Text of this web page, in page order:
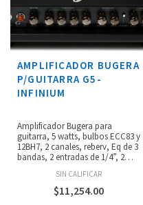
AMPLIFICADOR BUGERA
P/GUITARRA G5-
INFINIUM
Amplificador Bugera para
guitarra, 5 watts, bulbos ECC83 y
12BH7, 2 canales, reberv, Eq de 3
bandas, 2 entradas de 1/4”, 2
SIN CALIFICAR
$11,254.00